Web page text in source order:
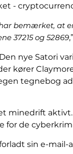
-
bemærket,
37215 og 52869
nye Satori
kører
tegnebog
minedrift
for de
sin e-mail-